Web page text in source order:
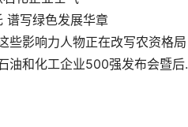
谱写绿色发展华章
些影响力人物正在改写农资格局
关于召开2020中国